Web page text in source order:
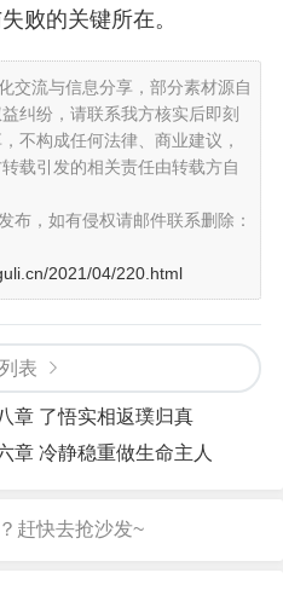
败的关键所在。
交流与信息分享，部分素材源自
纠纷，请联系我方核实后即刻
不构成任何法律、商业建议，
载引发的相关责任由转载方自
发布，如有侵权请邮件联系删除：
2021/04/220.html
表
章 了悟实相返璞归真
章 冷静稳重做生命主人